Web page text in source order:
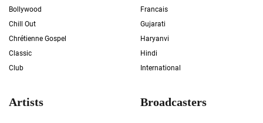
Bollywood
Chill Out
Chrétienne Gospel
Classic
Club
Francais
Gujarati
Haryanvi
Hindi
International
Artists Broadcasters